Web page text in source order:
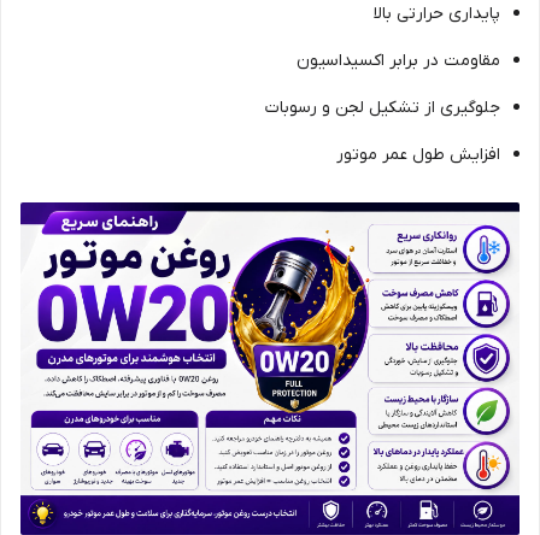
پایداری حرارتی بالا
مقاومت در برابر اکسیداسیون
جلوگیری از تشکیل لجن و رسوبات
افزایش طول عمر موتور